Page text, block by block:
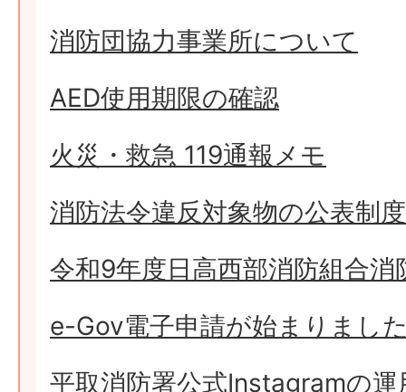
消防団協力事業所について
AED使用期限の確認
火災・救急 119通報メモ
消防法令違反対象物の公表制度
令和9年度日高西部消防組合消
e-Gov電子申請が始まりまし
平取消防署公式Instagramの